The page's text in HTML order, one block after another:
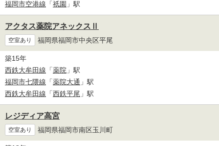
福岡市空港線 「祇園 」駅
アクタス薬院アネックスⅡ
空室あり 福岡県福岡市中央区平尾
築15年
西鉄大牟田線 「薬院 」駅
福岡市七隈線 「薬院大通 」駅
西鉄大牟田線 「西鉄平尾 」駅
レジディア高宮
空室あり 福岡県福岡市南区玉川町